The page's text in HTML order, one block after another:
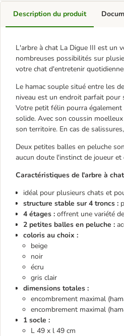
Description du produit
L'arbre à chat La Digue III est un
nombreuses possibilités sur
votre chat d'entretenir
Le hamac souple situé entre les
niveau est un endroit parfait pour
Votre petit félin pourra
solide. Avec son coussin
son territoire. En cas de
Deux petites balles en peluche
aucun doute l'instinct de joueur et
Caractéristiques de l'arbre à
idéal pour plusieurs chats et
structure stable sur 4 troncs :
4 étages : offrent une variété
2 petites balles en peluche :
coloris au choix :
beige
noir
écru
gris clair
dimensions totales :
encombrement maximal
encombrement maximal
1 socle :
L 49 x l 49 cm